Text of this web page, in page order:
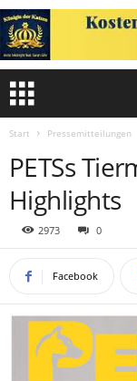
Start Pressemitteilungen
PETSs
Highlights
2973 0
Facebook